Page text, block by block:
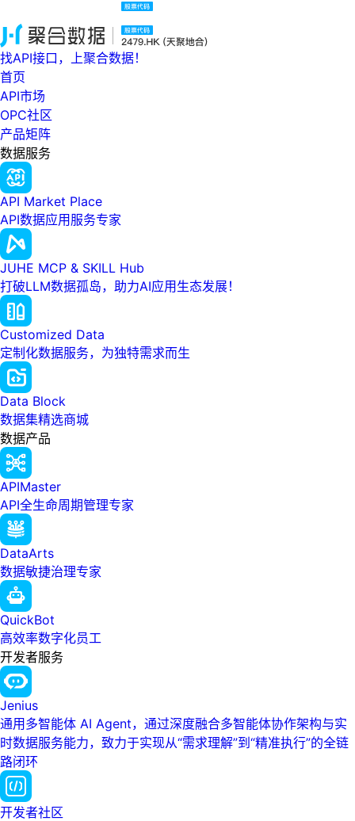
找API接口，上聚合数据！
首页
API市场
OPC社区
产品矩阵
数据服务
API Market Place
API数据应用服务专家
JUHE MCP & SKILL Hub
打破LLM数据孤岛，助力AI应用生态发展！
Customized Data
定制化数据服务，为独特需求而生
Data Block
数据集精选商城
数据产品
APIMaster
API全生命周期管理专家
DataArts
数据敏捷治理专家
QuickBot
高效率数字化员工
开发者服务
Jenius
通用多智能体 AI Agent，通过深度融合多智能体协作架构与实
时数据服务能力，致力于实现从“需求理解”到“精准执行”的全链
路闭环
开发者社区